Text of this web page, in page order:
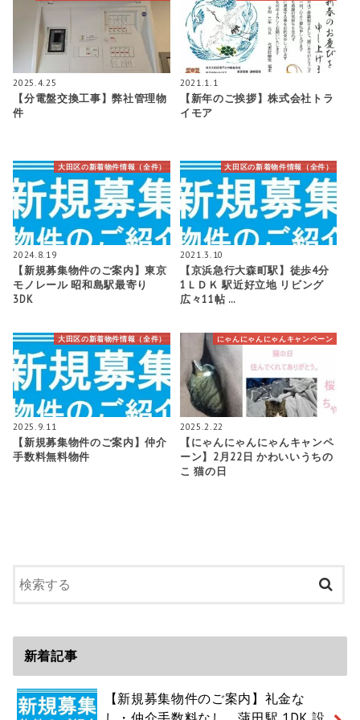
2025.4.25
【分電盤交換工事】弊社管理物
件
2021.1.1
【新年のご挨拶】株式会社トラ
イモア
大田区の新着物件情報（全件）
2024.8.19
【新規募集物件のご案内】東京
モノレール 昭和島駅最寄り
3DK
大田区の新着物件情報（全件）
2021.3.10
【京浜急行大森町駅】徒歩4分
1ＬＤＫ 駅近好立地 リビング
広々11帖 …
大田区の新着物件情報（全件）
2025.9.11
【新規募集物件のご案内】仲介
手数料無料物件
にゃんにゃんにゃんキャンペーン
2025.2.22
【にゃんにゃんにゃんキャンペ
ーン】2月22日 かわいいうちの
こ 猫の日
新着記事
【新規募集物件のご案内】礼金な